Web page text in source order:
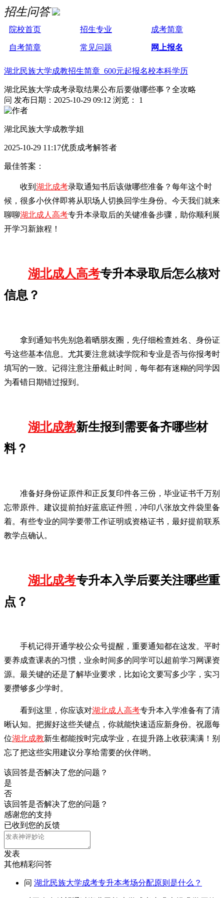
招生问答
院校首页 招生专业 成考简章
自考简章 常见问题 网上报名
湖北民族大学成教招生简章 600元起报名校本科学历
湖北民族大学成考录取结果公布后要做哪些事？全攻略
问 发布日期：2025-10-29 09:12 浏览： 1
湖北民族大学成教学姐
2025-10-29 11:17优质成考解答者
最佳答案：
收到 湖北成考录取通知书后该做哪些准备？每年这个时
候，很多小伙伴即将从职场人切换回学生身份。今天我们就来
聊聊湖北成人高考专升本录取后的关键准备步骤，助你顺利展
开学习新旅程！
湖北成人高考专升本录取后怎么核对
信息？
拿到通知书先别急着晒朋友圈，先仔细检查姓名、身份证
号这些基本信息。尤其要注意就读学院和专业是否与你报考时
填写的一致。记得注意注册截止时间，每年都有迷糊的同学因
为看错日期错过报到。
湖北成教新生报到需要备齐哪些材
料？
准备好身份证原件和正反复印件各三份，毕业证书千万别
忘带原件。建议提前拍好蓝底证件照，冲印八张放文件袋里备
着。有些专业的同学要带工作证明或资格证书，最好提前联系
教学点确认。
湖北成考专升本入学后要关注哪些重
点？
手机记得开通学校公众号提醒，重要通知都在这发。平时
要养成查课表的习惯，业余时间多的同学可以超前学习网课资
源。最关键的还是了解毕业要求，比如论文要写多少字，实习
要攒够多少学时。
看到这里，你应该对湖北成人高考专升本入学准备有了清
晰认知。把握好这些关键点，你就能快速适应新身份。祝愿每
位湖北成教新生都能按时完成学业，在提升路上收获满满！别
忘了把这些实用建议分享给需要的伙伴哟。
该回答是否解决了您的问题？
是
否
该回答是否解决了您的问题？
感谢您的支持
已收到您的反馈
发表
其他精彩问答
问 湖北民族大学成考专升本考场分配原则是什么？